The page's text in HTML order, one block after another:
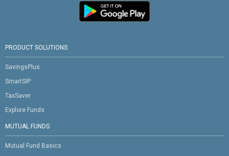
PRODUCT SOLUTIONS
SavingsPlus
SmartSIP
TaxSaver
Explore Funds
MUTUAL FUNDS
Mutual Fund Basics